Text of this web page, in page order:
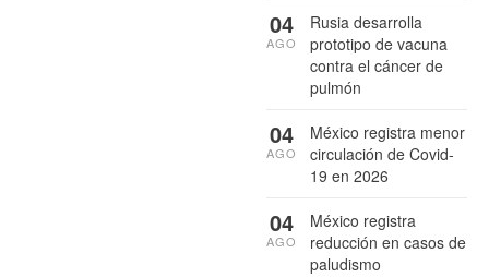
Rusia desarrolla
prototipo de vacuna
contra el cáncer de
pulmón
04
AGO
México registra menor
circulación de Covid-
19 en 2026
04
AGO
México registra
reducción en casos de
paludismo
04
AGO